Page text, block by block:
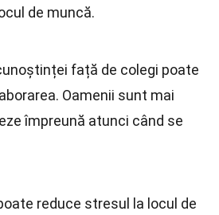
de muncă.
față de colegi poate
Oamenii sunt mai
împreună atunci când se
reduce stresul la locul de